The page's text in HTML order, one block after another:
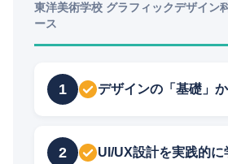
東洋美術学校 グラフィックデザイン
ース
1 デザインの「基礎」
2 UI/UX設計を実践的に